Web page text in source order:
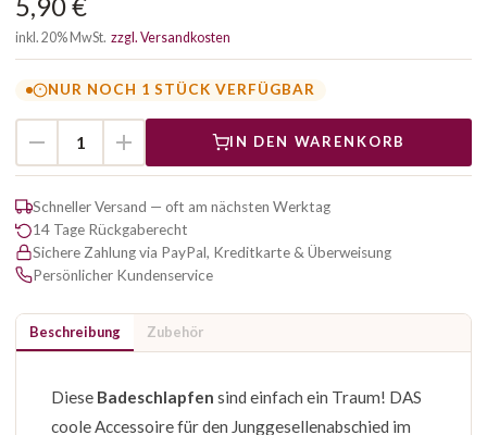
inkl. 20% MwSt. zzgl. Versandkosten
NUR NOCH 1 STÜCK VERFÜGBAR
IN DEN WARENKORB
Schneller Versand — oft am nächsten Werktag
14 Tage Rückgaberecht
Sichere Zahlung via PayPal, Kreditkarte & Überweisung
Persönlicher Kundenservice
Beschreibung Zubehör
Diese Badeschlapfen sind einfach ein Traum! DAS
coole Accessoire für den Junggesellenabschied im